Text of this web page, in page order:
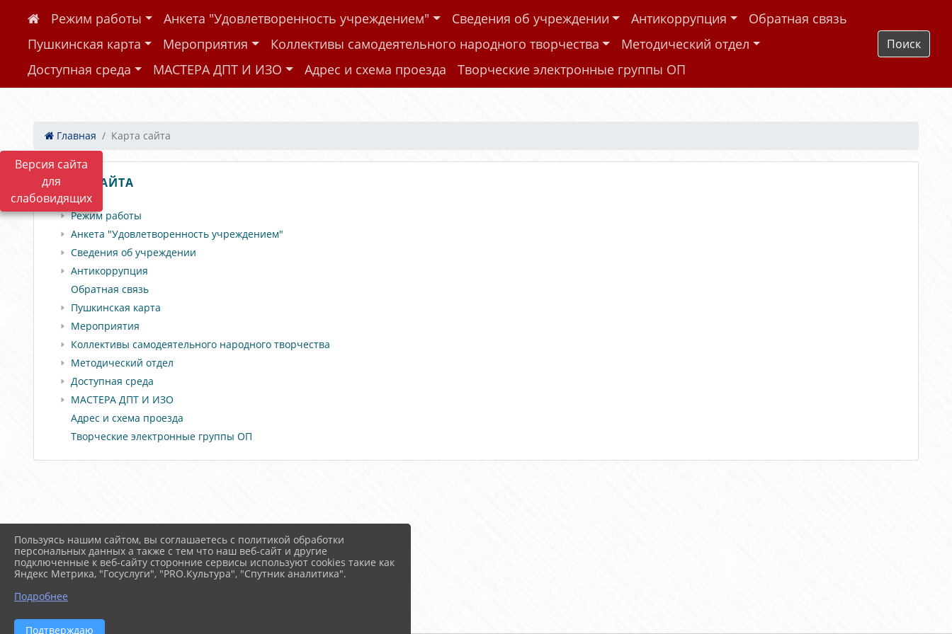
Версия сайта
для
слабовидящих
Режим работы Анкета "Удовлетворенность учреждением" Сведения об учреждении Антикоррупция
Обратная связь
Пушкинская карта
Мероприятия Коллективы самодеятельного народного творчества
Методический отдел
Доступная среда
МАСТЕРА ДПТ И ИЗО Адрес и схема проезда Творческие электронные группы ОП
Поиск
Главная Карта сайта
КАРТА САЙТА
Режим работы
Анкета "Удовлетворенность учреждением"
Сведения об учреждении
Антикоррупция
Обратная связь
Пушкинская карта
Мероприятия
Коллективы самодеятельного народного творчества
Методический отдел
Доступная среда
МАСТЕРА ДПТ И ИЗО
Адрес и схема проезда
Творческие электронные группы ОП
Пользуясь нашим сайтом, вы соглашаетесь с политикой обработки
персональных данных а также с тем что наш веб-сайт и другие
подключенные к веб-сайту сторонние сервисы используют cookies такие как
Яндекс Метрика, "Госуслуги", "PRO.Культура", "Спутник аналитика".
Подробнее
Подтверждаю